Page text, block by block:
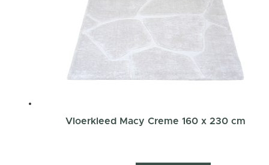
Vloerkleed Macy Creme 160 x 230 cm